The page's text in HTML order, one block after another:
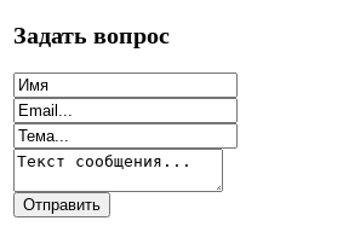
Задать вопрос